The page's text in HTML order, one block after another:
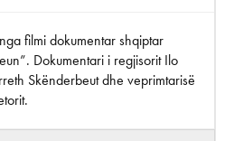
filmi dokumentar shqiptar
Dokumentari i regjisorit Ilo
Skënderbeut dhe veprimtarisë